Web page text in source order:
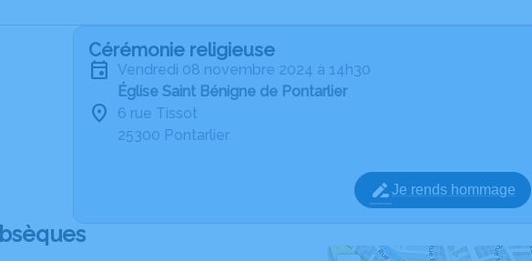
Cérémonie religieuse
vendredi 08 novembre 2024 à 14h30
Église Saint Bénigne de Pontarlier
6 rue Tissot
25300 Pontarlier
Je rends hommage